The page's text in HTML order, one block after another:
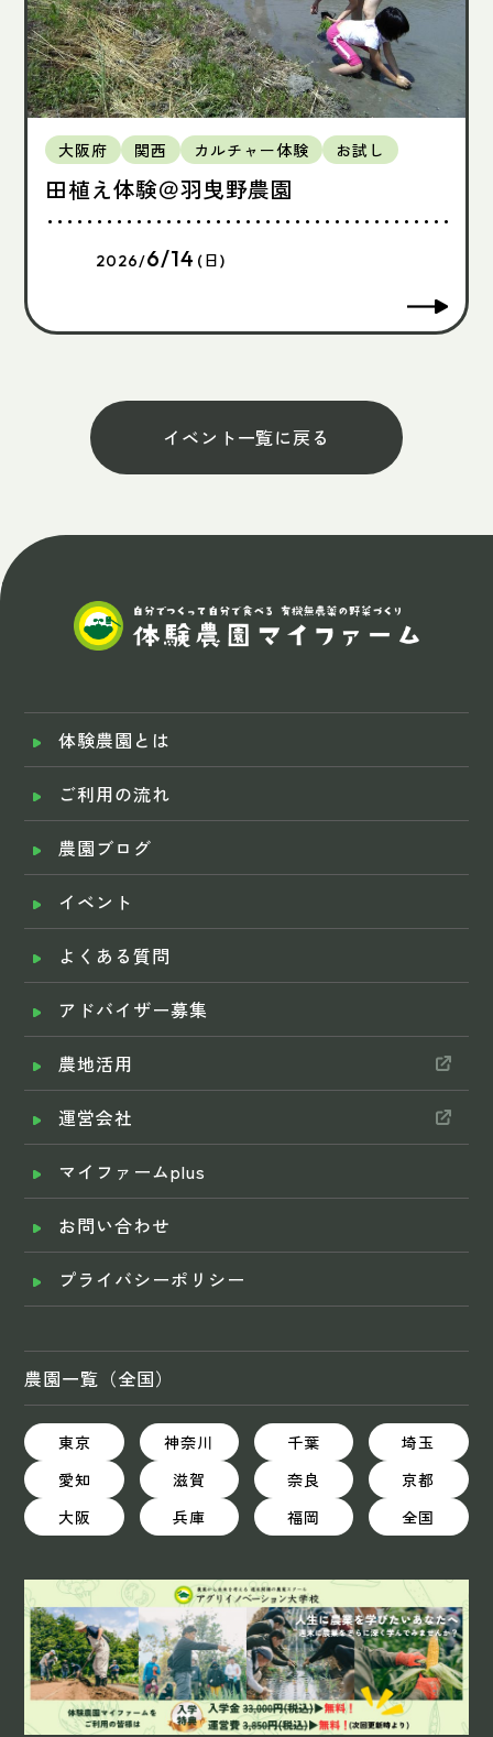
大阪府 関西 カルチャー体験 お試し
田植え体験＠羽曳野農園
2026/6/14 (日)
イベント一覧に戻る
体験農園とは
ご利用の流れ
農園ブログ
イベント
よくある質問
アドバイザー募集
農地活用
運営会社
マイファームplus
お問い合わせ
プライバシーポリシー
農園一覧（全国）
東京 神奈川 千葉
埼玉
愛知
滋賀 奈良
京都
大阪
兵庫 福岡 全国